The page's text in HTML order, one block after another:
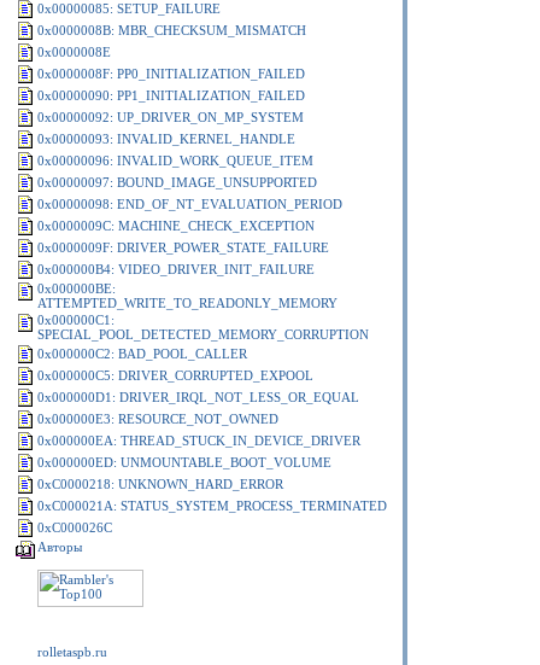
0x00000085: SETUP_FAILURE
0x0000008B: MBR_CHECKSUM_MISMATCH
0x0000008E
0x0000008F: PP0_INITIALIZATION_FAILED
0x00000090: PP1_INITIALIZATION_FAILED
0x00000092: UP_DRIVER_ON_MP_SYSTEM
0x00000093: INVALID_KERNEL_HANDLE
0x00000096: INVALID_WORK_QUEUE_ITEM
0x00000097: BOUND_IMAGE_UNSUPPORTED
0x00000098: END_OF_NT_EVALUATION_PERIOD
0x0000009C: MACHINE_CHECK_EXCEPTION
0x0000009F: DRIVER_POWER_STATE_FAILURE
0x000000B4: VIDEO_DRIVER_INIT_FAILURE
0x000000BE:
ATTEMPTED_WRITE_TO_READONLY_MEMORY
0x000000C1:
SPECIAL_POOL_DETECTED_MEMORY_CORRUPTION
0x000000C2: BAD_POOL_CALLER
0x000000C5: DRIVER_CORRUPTED_EXPOOL
0x000000D1: DRIVER_IRQL_NOT_LESS_OR_EQUAL
0x000000E3: RESOURCE_NOT_OWNED
0x000000EA: THREAD_STUCK_IN_DEVICE_DRIVER
0x000000ED: UNMOUNTABLE_BOOT_VOLUME
0xC0000218: UNKNOWN_HARD_ERROR
0xC000021A: STATUS_SYSTEM_PROCESS_TERMINATED
0xC000026C
Авторы
rolletaspb.ru